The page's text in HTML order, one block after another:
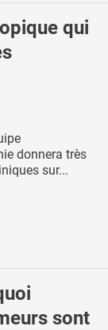
qui
donnera très
sur...
sont